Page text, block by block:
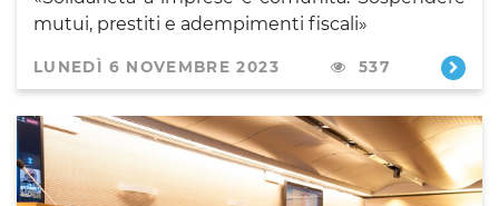
mutui, prestiti e adempimenti fiscali»
LUNEDÌ 6 NOVEMBRE 2023 537